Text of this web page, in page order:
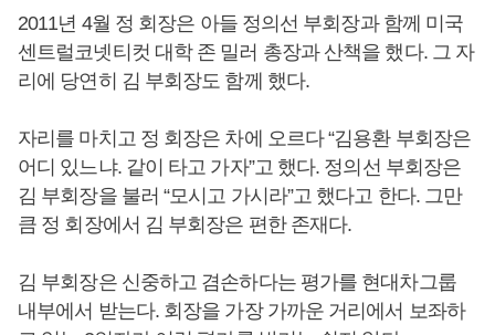
2011년 4월 정 회장은 아들 정의선 부회장과 함께 미국
센트럴코넷티컷 대학 존 밀러 총장과 산책을 했다. 그 자
리에 당연히 김 부회장도 함께 했다.
자리를 마치고 정 회장은 차에 오르다 “김용환 부회장은
어디 있느냐. 같이 타고 가자”고 했다. 정의선 부회장은
김 부회장을 불러 “모시고 가시라”고 했다고 한다. 그만
큼 정 회장에서 김 부회장은 편한 존재다.
김 부회장은 신중하고 겸손하다는 평가를 현대차그룹
내부에서 받는다. 회장을 가장 가까운 거리에서 보좌하